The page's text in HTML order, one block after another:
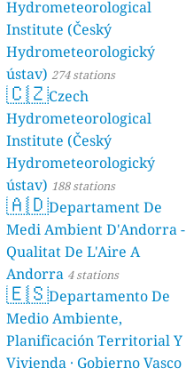
Hydrometeorological
Institute (Český
Hydrometeorologický
ústav) 274 stations
🇨🇿Czech
Hydrometeorological
Institute (Český
Hydrometeorologický
ústav) 188 stations
🇦🇩Departament De
Medi Ambient D'Andorra -
Qualitat De L'Aire A
Andorra 4 stations
🇪🇸Departamento De
Medio Ambiente,
Planificación Territorial Y
Vivienda · Gobierno Vasco